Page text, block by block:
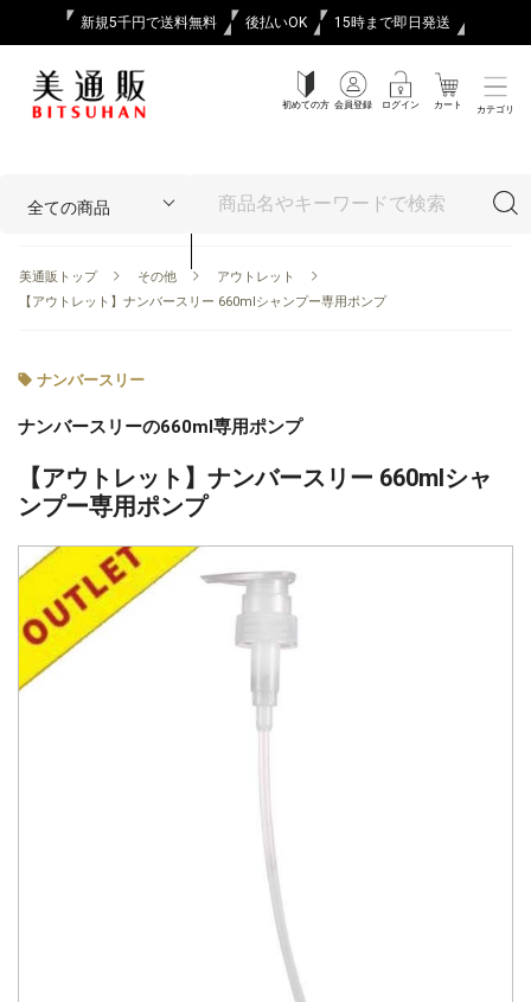
新規5千円で送料無料 後払いOK 15時まで即日発送
初めての方 会員登録 ログイン カート カテゴリ
美通販トップ その他
アウトレット
【アウトレット】ナンバースリー 660mlシャンプー専用ポンプ
ナンバースリー
ナンバースリーの660ml専用ポンプ
【アウトレット】ナンバースリー 660mlシャ
ンプー専用ポンプ